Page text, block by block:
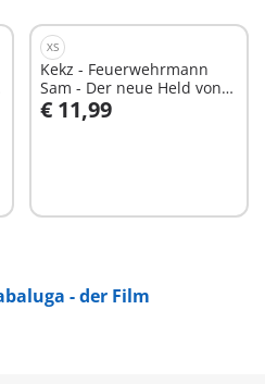
- der Film
XS
Kekz - Feuerwehrmann
Sam - Der neue Held von
nebenan
€ 11,99
In den Warenkorb